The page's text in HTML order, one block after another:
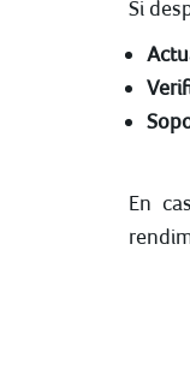
Si
En